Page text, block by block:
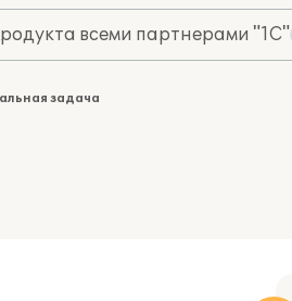
всеми партнерами "1С"
задача